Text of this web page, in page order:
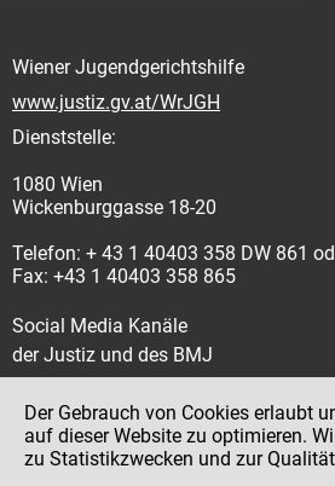
Wiener Jugendgerichtshilfe
www.justiz.gv.at/WrJGH
Dienststelle:
1080 Wien
Wickenburggasse 18-20
Telefon: + 43 1 40403 358 DW 861
Fax: +43 1 40403 358 865
Social Media Kanäle
der Justiz und des BMJ
Impressum
Der Gebrauch von Cookies erlaubt
auf dieser Website zu optimieren.
zu Statistikzwecken und zur